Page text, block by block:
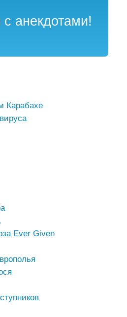
анекдотами!
Карабахе
Ever Given